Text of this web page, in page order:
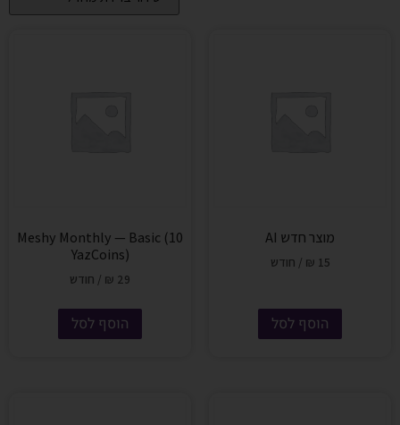
מוצר חדש AI
₪ 15 / חודש
הוסף לסל
Meshy Monthly — Basic (10
YazCoins)
₪ 29 / חודש
הוסף לסל